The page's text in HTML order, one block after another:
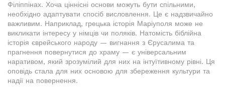
Філіппінах. Хоча ціннісні основи можуть бути спільними,
необхідно адаптувати спосіб висловлення. Це є надзвичайно
важливим. Наприклад, грецька історія Маріуполя може не
викликати інтересу у німців чи поляків. Натомість біблійна
історія єврейського народу — вигнання з Єрусалима та
прагнення повернутися до храму — є універсальним
наративом, який зрозумілий для них на інтуїтивному рівні. Ця
оповідь стала для них основою для збереження культури та
надії на повернення.